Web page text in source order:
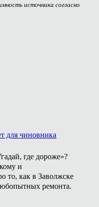
источника согласно
для чиновника
где дороже»?
и
то, как в Заволжске
ремонта.